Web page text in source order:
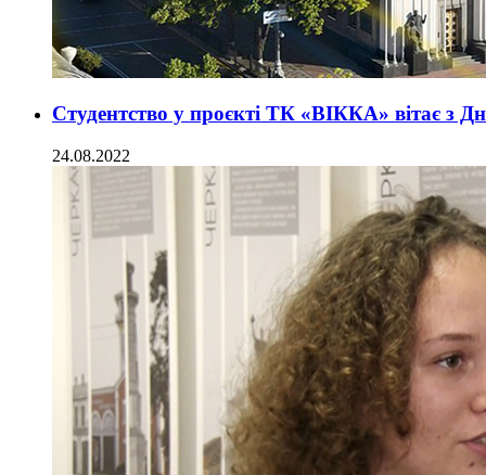
Студентство у проєкті ТК «ВІККА» вітає з
24.08.2022